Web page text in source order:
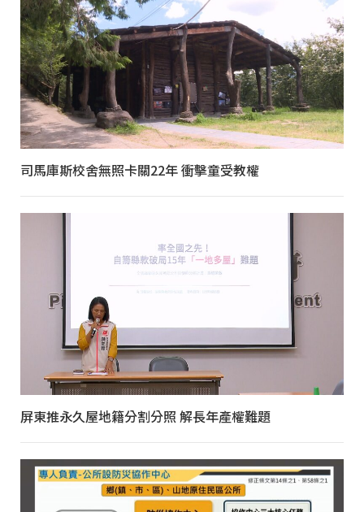
司馬庫斯校舍無照卡關22年 衝擊童受教權
屏東推永久屋地籍分割分照 解長年產權難題